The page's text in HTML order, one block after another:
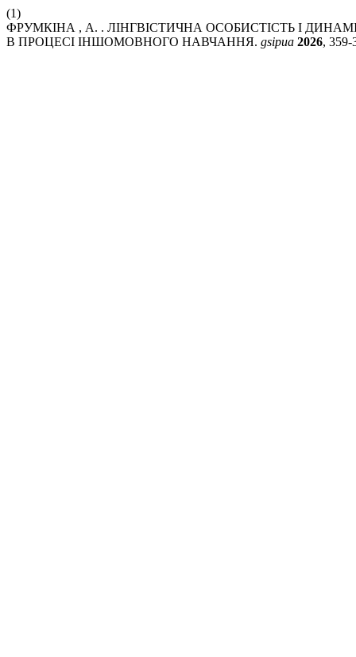
(1)
ФРУМКІНА , А. . ЛІНГВІСТИЧНА ОСОБИСТІСТЬ І
В ПРОЦЕСІ ІНШОМОВНОГО НАВЧАННЯ. gsipua 2026, 359-